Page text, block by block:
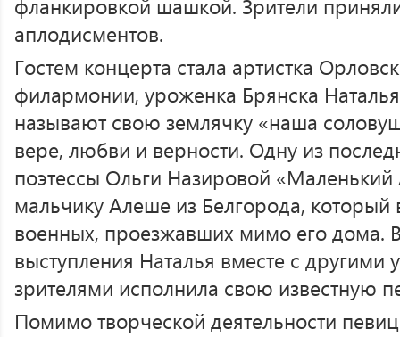
фланкировкой шашкой. Зрители
аплодисментов.
Гостем концерта стала артистка
филармонии, уроженка Брянска
называют свою землячку «наша
вере, любви и верности. Одну из
поэтессы Ольги Назировой
мальчику Алеше из Белгорода, который
военных, проезжавших мимо его дома.
выступления Наталья вместе с другими
зрителями исполнила свою известную
Помимо творческой деятельности